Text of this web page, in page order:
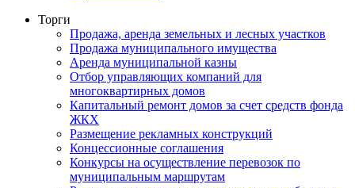
Торги
Продажа, аренда земельных и лесных участков
Продажа муниципального имущества
Аренда муниципальной казны
Отбор управляющих компаний для
многоквартирных домов
Капитальный ремонт домов за счет средств фонда
ЖКХ
Размещение рекламных конструкций
Концессионные соглашения
Конкурсы на осуществление перевозок по
муниципальным маршрутам